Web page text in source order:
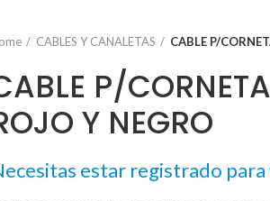
CABLES Y CANALETAS CABLE P/
P/
Y NEGRO
estar registrado